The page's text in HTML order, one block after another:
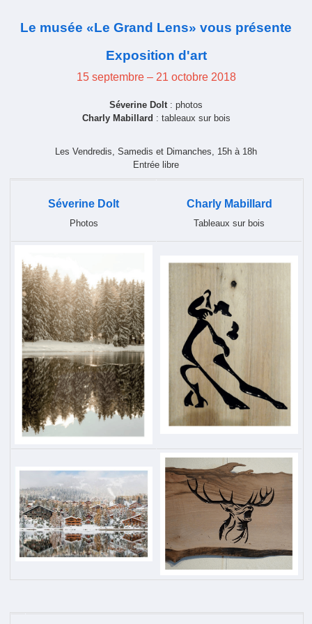
Le musée «Le Grand Lens» vous présente
Exposition d'art
15 septembre – 21 octobre 2018
Séverine Dolt: photos
Charly Mabillard : tableaux sur bois
Les Vendredis, Samedis et Dimanches, 15h à 18h
Entrée libre
Séverine Dolt
Photos
Charly Mabillard
Tableaux sur bois